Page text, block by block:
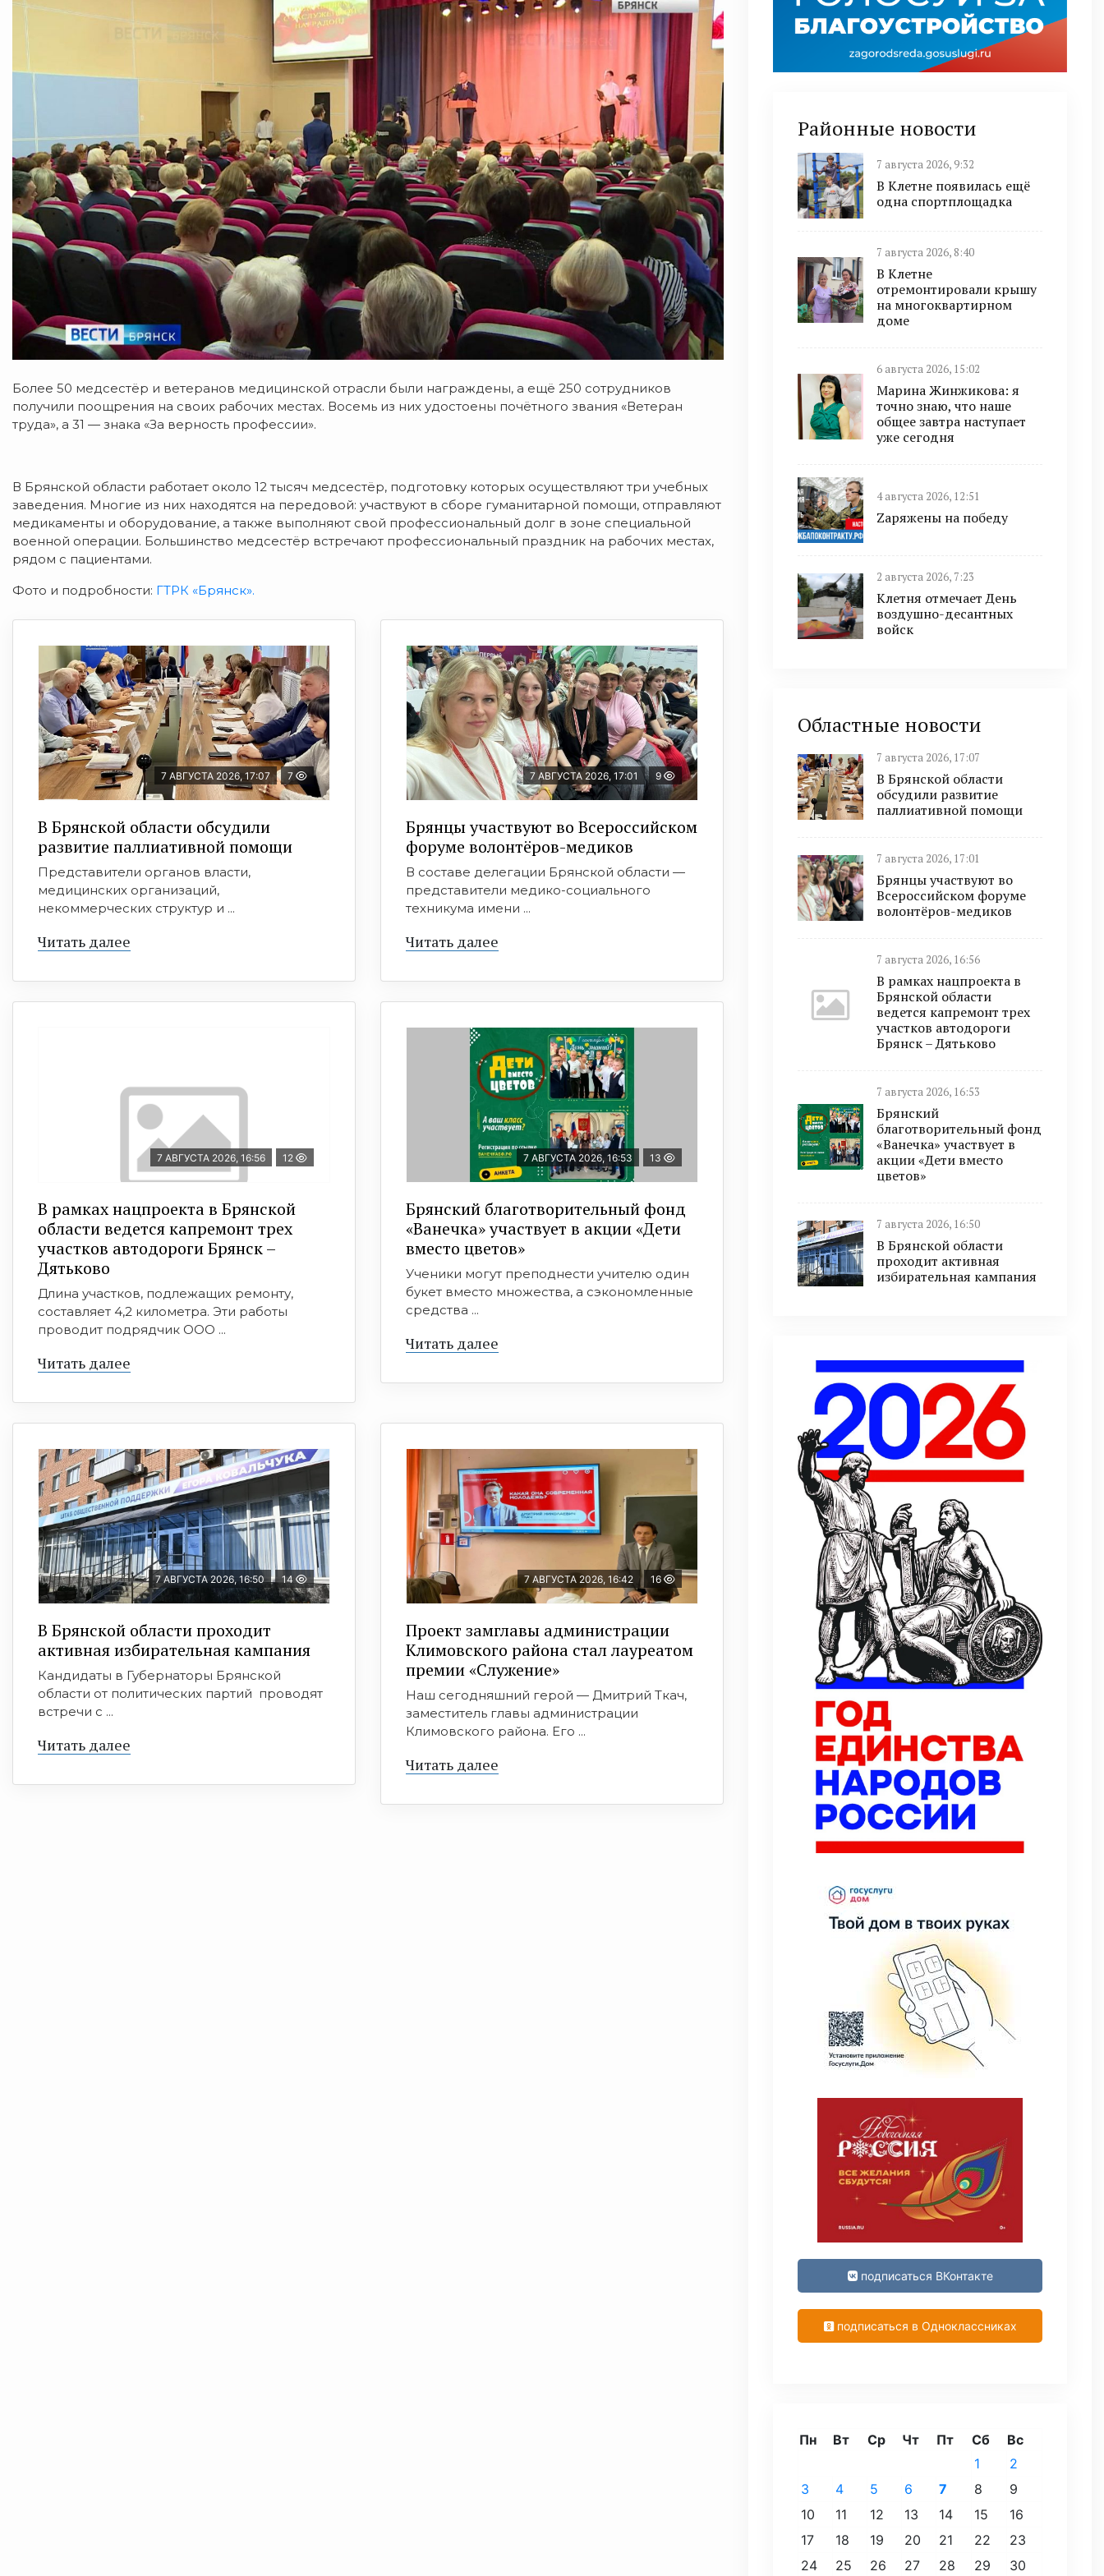
Более 50 медсестёр и ветеранов медицинской отрасли были награждены, а ещё 250 сотрудников
получили поощрения на своих рабочих местах. Восемь из них удостоены почётного звания «Ветеран
труда», а 31 — знака «За верность профессии».
В Брянской области работает около 12 тысяч медсестёр, подготовку которых осуществляют три учебных
заведения. Многие из них находятся на передовой: участвуют в сборе гуманитарной помощи, отправляют
медикаменты и оборудование, а также выполняют свой профессиональный долг в зоне специальной
военной операции. Большинство медсестёр встречают профессиональный праздник на рабочих местах,
рядом с пациентами.
Фото и подробности: ГТРК «Брянск».
7 АВГУСТА 2026, 17:07 7
В Брянской области обсудили
развитие паллиативной помощи
Представители органов власти,
медицинских организаций,
некоммерческих структур и ...
Читать далее
7 АВГУСТА 2026, 17:01 9
Брянцы участвуют во Всероссийском
форуме волонтёров-медиков
В составе делегации Брянской области —
представители медико-социального
техникума имени ...
Читать далее
7 АВГУСТА 2026, 16:56 12
В рамках нацпроекта в Брянской
области ведется капремонт трех
участков автодороги Брянск –
Дятьково
Длина участков, подлежащих ремонту,
составляет 4,2 километра. Эти работы
проводит подрядчик ООО ...
Читать далее
7 АВГУСТА 2026, 16:53 13
Брянский благотворительный фонд
«Ванечка» участвует в акции «Дети
вместо цветов»
Ученики могут преподнести учителю один
букет вместо множества, а сэкономленные
средства ...
Читать далее
7 АВГУСТА 2026, 16:50 14
В Брянской области проходит
активная избирательная кампания
Кандидаты в Губернаторы Брянской
области от политических партий проводят
встречи с ...
Читать далее
7 АВГУСТА 2026, 16:42 16
Проект замглавы администрации
Климовского района стал лауреатом
премии «Служение»
Наш сегодняшний герой — Дмитрий Ткач,
заместитель главы администрации
Климовского района. Его ...
Читать далее
Районные новости
7 августа 2026, 9:32
В Клетне появилась ещё
одна спортплощадка
7 августа 2026, 8:40
В Клетне
отремонтировали крышу
на многоквартирном
доме
6 августа 2026, 15:02
Марина Жинжикова: я
точно знаю, что наше
общее завтра наступает
уже сегодня
4 августа 2026, 12:51
Zаряжены на победу
2 августа 2026, 7:23
Клетня отмечает День
воздушно-десантных
войск
Областные новости
7 августа 2026, 17:07
В Брянской области
обсудили развитие
паллиативной помощи
7 августа 2026, 17:01
Брянцы участвуют во
Всероссийском форуме
волонтёров-медиков
7 августа 2026, 16:56
В рамках нацпроекта в
Брянской области
ведется капремонт трех
участков автодороги
Брянск – Дятьково
7 августа 2026, 16:53
Брянский
благотворительный фонд
«Ванечка» участвует в
акции «Дети вместо
цветов»
7 августа 2026, 16:50
В Брянской области
проходит активная
избирательная кампания
подписаться ВКонтакте
подписаться в Одноклассниках
Пн Вт Ср Чт Пт Сб
Вс
1
2
3
4 5 6 7 8
9
10
11 12 13 14 15
16
17
18 19 20 21 22
23
24
25 26 27 28 29 30